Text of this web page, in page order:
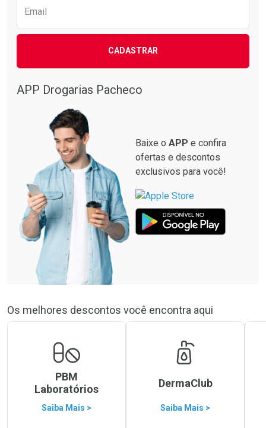
Email
CADASTRAR
APP Drogarias Pacheco
Baixe o APP e confira
ofertas e descontos
exclusivos para você!
Os melhores descontos você encontra aqui
PBM
Laboratórios
Saiba Mais >
DermaClub
Saiba Mais >